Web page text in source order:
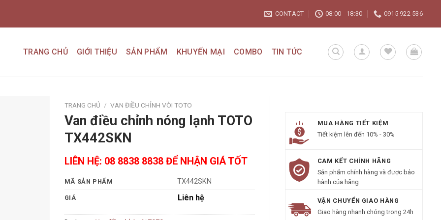
CONTACT 08:00 - 18:30 0915 922 536
TRANG CHỦ GIỚI THIỆU SẢN PHẨM KHUYẾN MẠI COMBO TIN TỨC
TRANG CHỦ / VAN ĐIỀU CHỈNH VÒI TOTO
Van điều chỉnh nóng lạnh TOTO
TX442SKN
LIÊN HỆ: 08 8838 8838 ĐỂ NHẬN GIÁ TỐT
MÃ SẢN PHẨM TX442SKN
GIÁ Liên hệ
MUA HÀNG TIẾT KIỆM
Tiết kiệm lên đến 10% - 30%
CAM KẾT CHÍNH HÃNG
Sản phẩm chính hàng và được bảo
hành của hãng
VẬN CHUYỂN GIAO HÀNG
Giao hàng nhanh chóng trong 24h